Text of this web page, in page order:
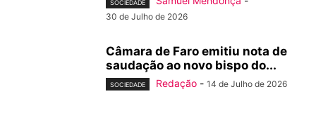
SOCIEDADE
30 de Julho de 2026
Câmara de Faro emitiu nota de
saudação ao novo bispo do...
SOCIEDADE Redação - 14 de Julho de 2026